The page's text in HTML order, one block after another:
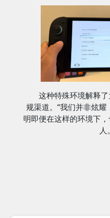
这种特殊环境解释
规渠道。“我们并非炫
明即便在这样的环境下
人